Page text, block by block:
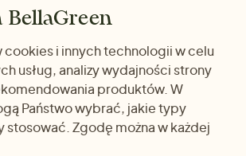
BellaGreen
cookies i innych technologii w celu
usług, analizy wydajności strony
produktów. W
Państwo wybrać, jakie typy
stosować. Zgodę można w każdej